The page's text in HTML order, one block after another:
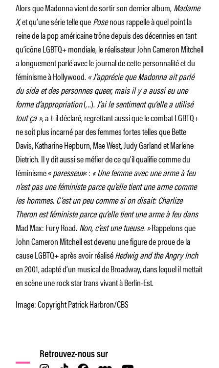
Alors que Madonna vient de sortir son dernier album,Madame
X, et qu’une série telle quePosenous rappelle à quel point la
reine de la pop américaine trône depuis des décennies en tant
qu’icône LGBTQ+ mondiale, le réalisateur John Cameron Mitchell
a longuement parlé avec le journal de cette personnalité et du
féminisme à Hollywood. « J’apprécie que Madonna ait parlé
du sida et des personnes queer, mais il y a aussi eu une
forme d’appropriation(…). J’ai le sentiment qu’elle a utilisé
tout ça », a-t-il déclaré, regrettant aussi que le combat LGBTQ+
ne soit plus incarné par des femmes fortes telles que Bette
Davis, Katharine Hepburn, Mae West, Judy Garland et Marlene
Dietrich. Il y dit aussi se méfier de ce qu’il qualifie comme du
féminisme «paresseux« : « Une femme avec une arme à feu
n’est pas une féministe parce qu’elle tient une arme comme
les hommes. C’est un peu comme si on disait: Charlize
Theron est féministe parce qu’elle tient une arme à feu dans
Mad Max: Fury Road. Non, c’est une tueuse. »Rappelons que
John Cameron Mitchell est devenu une figure de proue de la
cause LGBTQ+ après avoir réaliséHedwig and the Angry Inch
en 2001, adapté d’un musical de Broadway, dans lequel il mettait
en scène une rock star trans vivant à Berlin-Est.
Image: Copyright Patrick Harbron/CBS
Retrouvez-nous sur